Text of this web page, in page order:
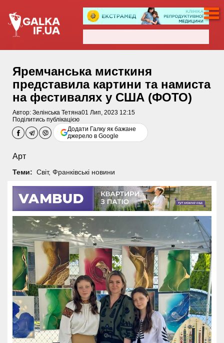
Яремчанська мисткиня
представила картини та намиста
на фестивалях у США (ФОТО)
Автор: Зелінська Тетяна01 Лип, 2023 12:15
Поділитись публікацією
Додати Галку як бажане
джерело в Google
Арт
Теми: Світ, Франківські новини